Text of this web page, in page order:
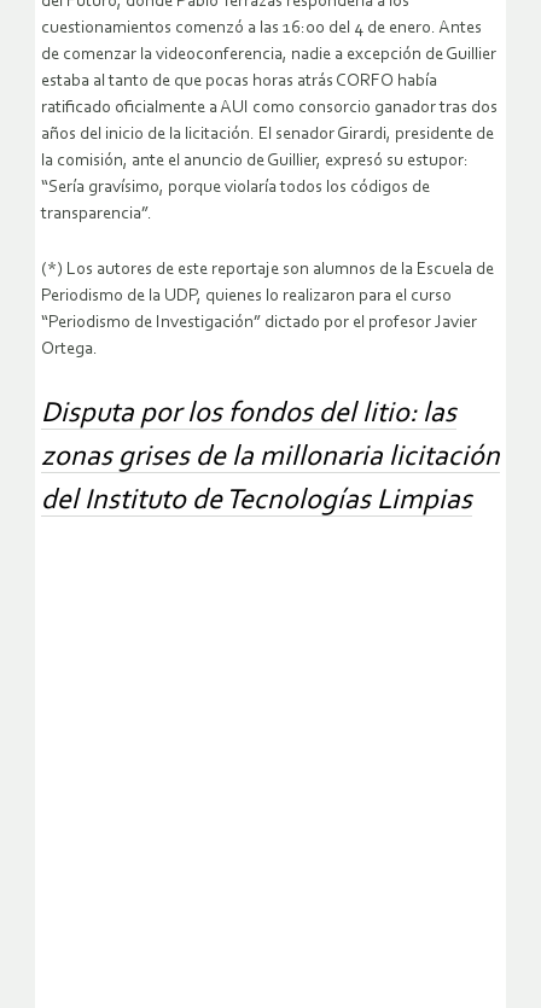
cuestionamientos comenzó a las 16:00 del 4 de enero. Antes
de comenzar la videoconferencia, nadie a excepción de Guillier
estaba al tanto de que pocas horas atrás CORFO había
ratificado oficialmente a AUI como consorcio ganador tras dos
años del inicio de la licitación. El senador Girardi, presidente de
la comisión, ante el anuncio de Guillier, expresó su estupor:
“Sería gravísimo, porque violaría todos los códigos de
transparencia”.
(*) Los autores de este reportaje son alumnos de la Escuela de
Periodismo de la UDP, quienes lo realizaron para el curso
“Periodismo de Investigación” dictado por el profesor Javier
Ortega.
Disputa por los fondos del litio: las
zonas grises de la millonaria licitación
del Instituto de Tecnologías Limpias